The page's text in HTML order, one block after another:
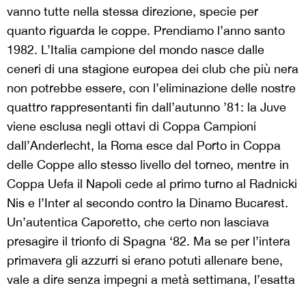
vanno tutte nella stessa direzione, specie per
quanto riguarda le coppe. Prendiamo l’anno santo
1982. L’Italia campione del mondo nasce dalle
ceneri di una stagione europea dei club che più nera
non potrebbe essere, con l’eliminazione delle nostre
quattro rappresentanti fin dall’autunno ’81: la Juve
viene esclusa negli ottavi di Coppa Campioni
dall’Anderlecht, la Roma esce dal Porto in Coppa
delle Coppe allo stesso livello del torneo, mentre in
Coppa Uefa il Napoli cede al primo turno al Radnicki
Nis e l’Inter al secondo contro la Dinamo Bucarest.
Un’autentica Caporetto, che certo non lasciava
presagire il trionfo di Spagna ‘82. Ma se per l’intera
primavera gli azzurri si erano potuti allenare bene,
vale a dire senza impegni a metà settimana, l’esatta